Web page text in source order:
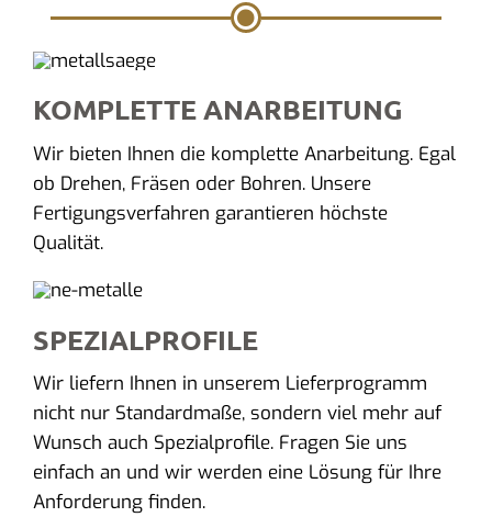
KOMPLETTE ANARBEITUNG
Wir bieten Ihnen die komplette Anarbeitung. Egal
ob Drehen, Fräsen oder Bohren. Unsere
Fertigungsverfahren garantieren höchste
Qualität.
SPEZIALPROFILE
Wir liefern Ihnen in unserem Lieferprogramm
nicht nur Standardmaße, sondern viel mehr auf
Wunsch auch Spezialprofile. Fragen Sie uns
einfach an und wir werden eine Lösung für Ihre
Anforderung finden.